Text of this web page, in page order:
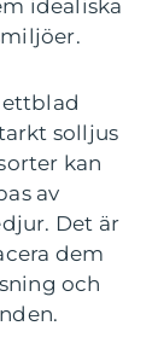
idealiska
solljus
kan
av
Det är
dem
och